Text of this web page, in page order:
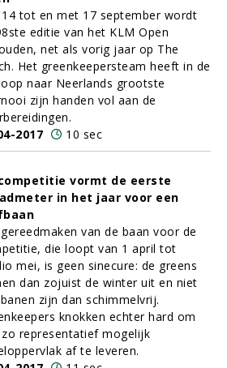
14 tot en met 17 september wordt
editie van het KLM Open
net als vorig jaar op The
Het greenkeepersteam heeft in de
naar Neerlands grootste
zijn handen vol aan de
2017
10 sec
vormt de eerste
in het jaar voor een
van de baan voor de
die loopt van 1 april tot
mei, is geen sinecure: de greens
dan zojuist de winter uit en niet
zijn dan schimmelvrij.
knokken echter hard om
representatief mogelijk
af te leveren.